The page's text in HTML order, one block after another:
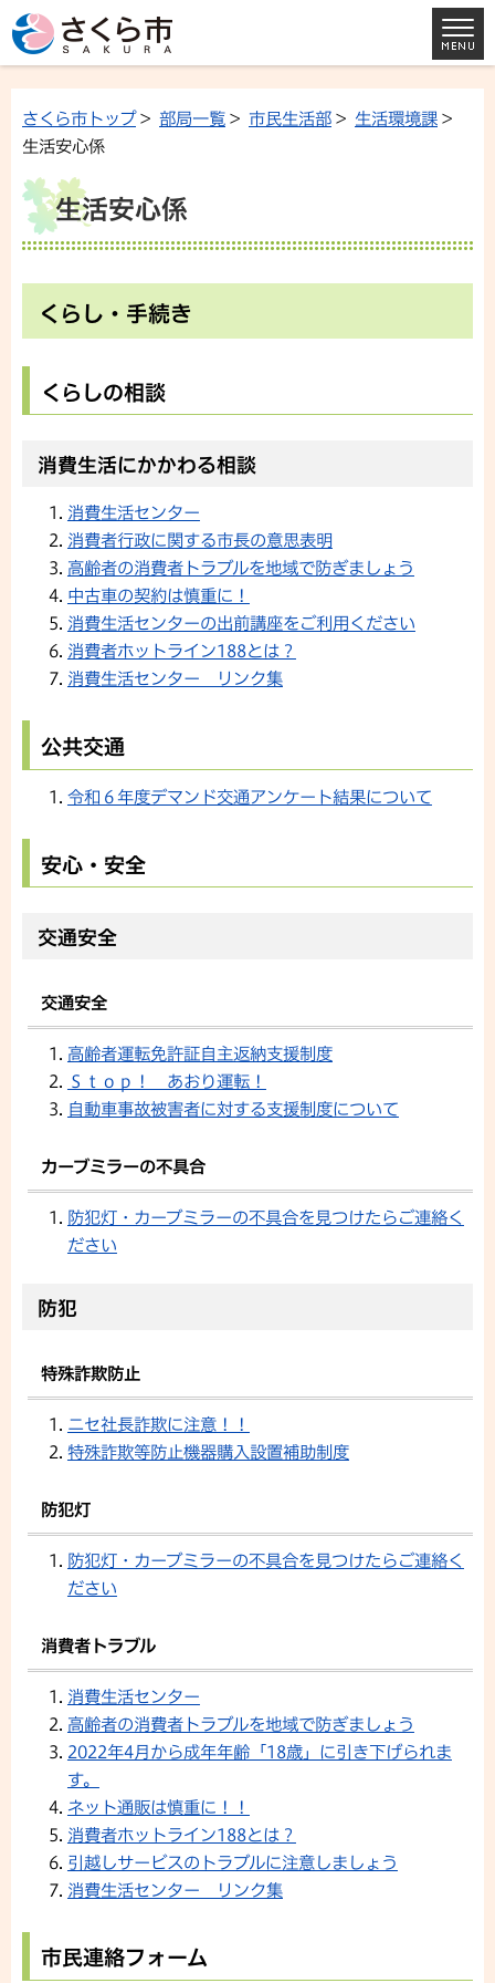
さくら市トップ> 部局一覧 > 市民生活部 > 生活環境課 >
生活安心係
生活安心係
くらし・手続き
くらしの相談
消費生活にかかわる相談
消費生活センター
消費者行政に関する市長の意思表明
高齢者の消費者トラブルを地域で防ぎましょう
中古車の契約は慎重に！
消費生活センターの出前講座をご利用ください
消費者ホットライン188とは？
消費生活センター リンク集
公共交通
令和６年度デマンド交通アンケート結果について
安心・安全
交通安全
交通安全
高齢者運転免許証自主返納支援制度
Ｓｔｏｐ！ あおり運転！
自動車事故被害者に対する支援制度について
カーブミラーの不具合
防犯灯・カーブミラーの不具合を見つけたらご連絡く
ださい
防犯
特殊詐欺防止
ニセ社長詐欺に注意！！
特殊詐欺等防止機器購入設置補助制度
防犯灯
防犯灯・カーブミラーの不具合を見つけたらご連絡く
ださい
消費者トラブル
消費生活センター
高齢者の消費者トラブルを地域で防ぎましょう
2022年4月から成年年齢「18歳」に引き下げられま
す。
ネット通販は慎重に！！
消費者ホットライン188とは？
引越しサービスのトラブルに注意しましょう
消費生活センター リンク集
市民連絡フォーム